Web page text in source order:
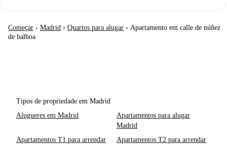
Começar › Madrid › Quartos para alugar › Apartamento em calle de núñez
de balboa
Tipos de propriedade em Madrid
Alugueres em Madrid
Apartamentos para alugar
Madrid
Apartamentos T1 para arrendar
Apartamentos T2 para arrendar